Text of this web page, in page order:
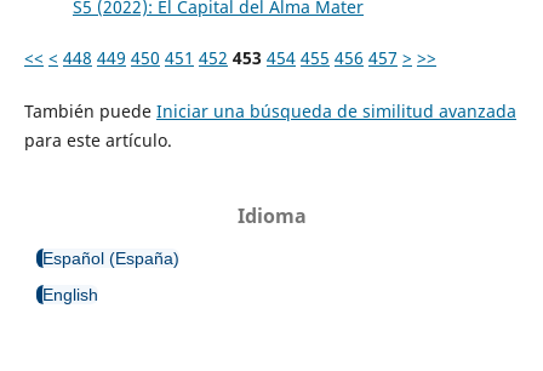
S5 (2022): El Capital del Alma Mater
<< < 448 449 450 451 452 453 454 455 456 457 > >>
También puede Iniciar una búsqueda de similitud avanzada
para este artículo.
Idioma
Español (España)
English